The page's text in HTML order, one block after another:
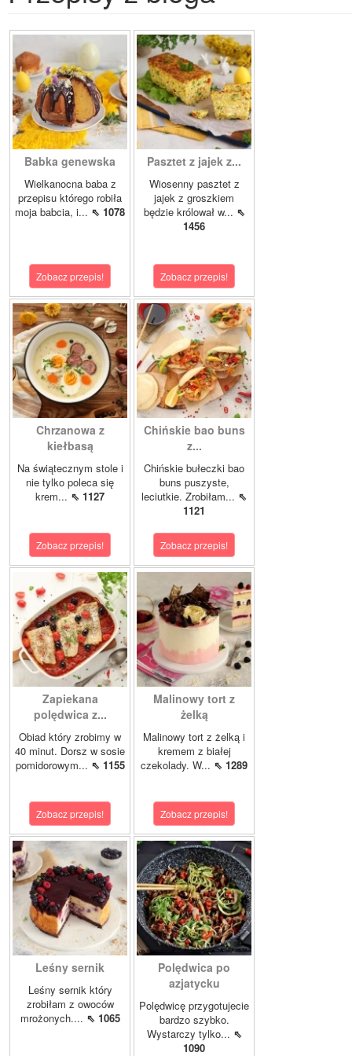
Babka genewska
Wielkanocna baba z
przepisu którego robiła
moja babcia, i... ⇖ 1078
Zobacz przepis!
Pasztet z jajek z...
Wiosenny pasztet z
jajek z groszkiem
będzie królował w... ⇖
1456
Zobacz przepis!
Chrzanowa z
kiełbasą
Na świątecznym stole i
nie tylko poleca się
krem... ⇖ 1127
Zobacz przepis!
Chińskie bao buns
z...
Chińskie bułeczki bao
buns puszyste,
leciutkie. Zrobiłam... ⇖
1121
Zobacz przepis!
Zapiekana
polędwica z...
Obiad który zrobimy w
40 minut. Dorsz w sosie
pomidorowym... ⇖ 1155
Zobacz przepis!
Malinowy tort z
żelką
Malinowy tort z żelką i
kremem z białej
czekolady. W... ⇖ 1289
Zobacz przepis!
Leśny sernik
Leśny sernik który
zrobiłam z owoców
mrożonych.... ⇖ 1065
Polędwica po
azjatycku
Polędwicę przygotujecie
bardzo szybko.
Wystarczy tylko... ⇖
1090